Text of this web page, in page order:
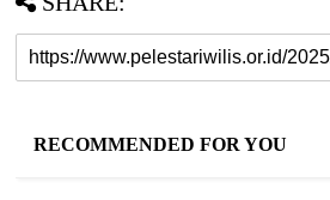
RECOMMENDED FOR YOU